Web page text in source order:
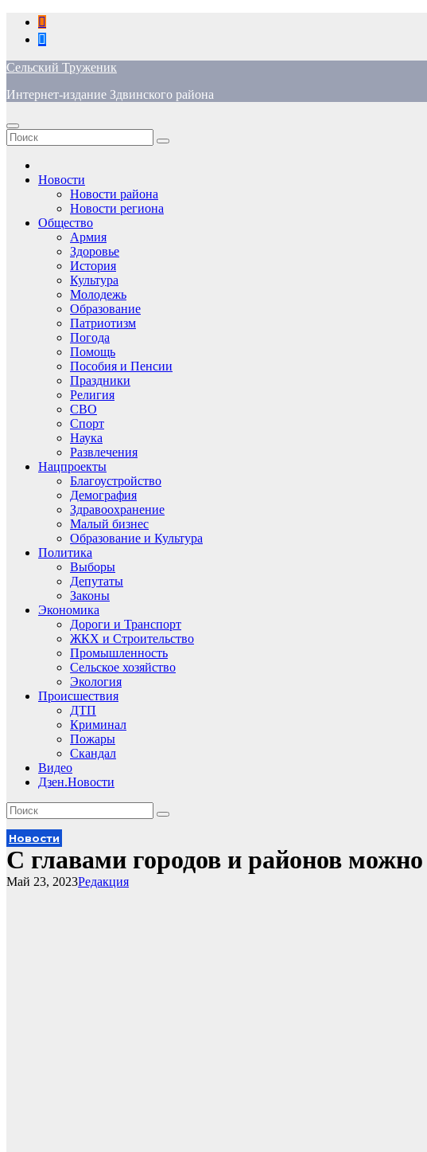
Перейти
содержимому
Сельский Труженик
Интернет-издание Здвинского района
Новости
Новости района
Новости региона
Общество
Армия
Здоровье
История
Культура
Молодежь
Образование
Патриотизм
Погода
Помощь
Пособия и Пенсии
Праздники
Религия
СВО
Спорт
Наука
Развлечения
Нацпроекты
Благоустройство
Демография
Здравоохранение
Малый бизнес
Образование и Культура
Политика
Выборы
Депутаты
Законы
Экономика
Дороги и Транспорт
ЖКХ и Строительство
Промышленность
Сельское хозяйство
Экология
Происшествия
ДТП
Криминал
Пожары
Скандал
Видео
Дзен.Новости
Новости
С главами городов и районов
Редакция
Май 23, 2023